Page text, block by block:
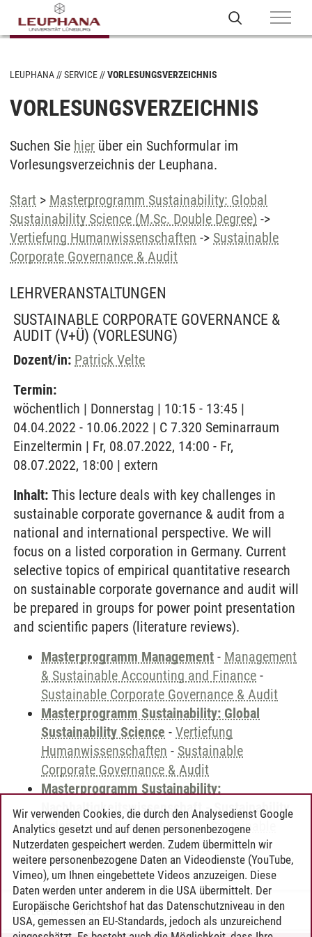
LEUPHANA SERVICE VORLESUNGSVERZEICHNIS
VORLESUNGSVERZEICHNIS
Suchen Sie hier über ein Suchformular im
Vorlesungsverzeichnis der Leuphana.
Start > Masterprogramm Sustainability: Global
Sustainability Science (M.Sc. Double Degree) ->
Vertiefung Humanwissenschaften -> Sustainable
Corporate Governance & Audit
LEHRVERANSTALTUNGEN
SUSTAINABLE CORPORATE GOVERNANCE &
AUDIT (V+Ü) (VORLESUNG)
Dozent/in: Patrick Velte
Termin:
wöchentlich | Donnerstag | 10:15 - 13:45 |
04.04.2022 - 10.06.2022 | C 7.320 Seminarraum
Einzeltermin | Fr, 08.07.2022, 14:00 - Fr,
08.07.2022, 18:00 | extern
Inhalt: This lecture deals with key challenges in
sustainable corporate governance & audit from a
national and international perspective. We will
focus on a listed corporation in Germany. Current
selective topics of empirical quantitative research
on sustainable corporate governance and audit will
be prepared in groups for power point presentation
and scientific papers (literature reviews).
Masterprogramm Management - Management
& Sustainable Accounting and Finance -
Sustainable Corporate Governance & Audit
Masterprogramm Sustainability: Global
Sustainability Science - Vertiefung
Humanwissenschaften - Sustainable
Corporate Governance & Audit
Masterprogramm Sustainability:
Nachhaltigkeitswissenschaft - Sustainability
Science- Vertiefungsbereich-Sustainable
Corporate Governance & Audit
Timo Leder/30.06.2024
Wir verwenden Cookies, die durch den Analysedienst Google
Analytics gesetzt und auf denen personenbezogene
Nutzerdaten gespeichert werden. Zudem übermitteln wir
weitere personenbezogene Daten an Videodienste (YouTube,
Vimeo), um Ihnen eingebettete Videos anzuzeigen. Diese
Daten werden unter anderem in die USA übermittelt. Der
Europäische Gerichtshof hat das Datenschutzniveau in den
USA, gemessen an EU-Standards, jedoch als unzureichend